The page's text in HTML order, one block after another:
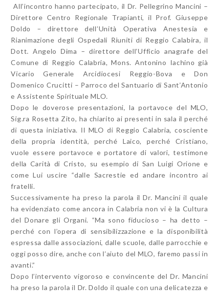
All’incontro hanno partecipato, il Dr. Pellegrino Mancini –
Direttore Centro Regionale Trapianti, il Prof. Giuseppe
Doldo – direttore dell’Unità Operativa Anestesia e
Rianimazione degli Ospedali Riuniti di Reggio Calabira, il
Dott. Angelo Dima – direttore dell’Ufficio anagrafe del
Comune di Reggio Calabria, Mons. Antonino Iachino già
Vicario Generale Arcidiocesi Reggio-Bova e Don
Domenico Crucitti – Parroco del Santuario di Sant’Antonio
e Assistente Spirituale MLO.
Dopo le doverose presentazioni, la portavoce del MLO,
Sig.ra Rosetta Zito, ha chiarito ai presenti in sala il perché
di questa iniziativa. Il MLO di Reggio Calabria, cosciente
della propria identità, perché Laico, perché Cristiano,
vuole essere portavoce e portatore di valori, testimone
della Carità di Cristo, su esempio di San Luigi Orione e
come Lui uscire “dalle Sacrestie ed andare incontro ai
fratelli.
Successivamente ha preso la parola il Dr. Mancini il quale
ha evidenziato come ancora in Calabria non vi è la Cultura
del Donare gli Organi. “Ma sono fiducioso – ha detto –
perché con l’opera di sensibilizzazione e la disponibilità
espressa dalle associazioni, dalle scuole, dalle parrocchie e
oggi posso dire, anche con l’aiuto del MLO, faremo passi in
avanti.”
Dopo l’intervento vigoroso e convincente del Dr. Mancini
ha preso la parola il Dr. Doldo il quale con una delicatezza e